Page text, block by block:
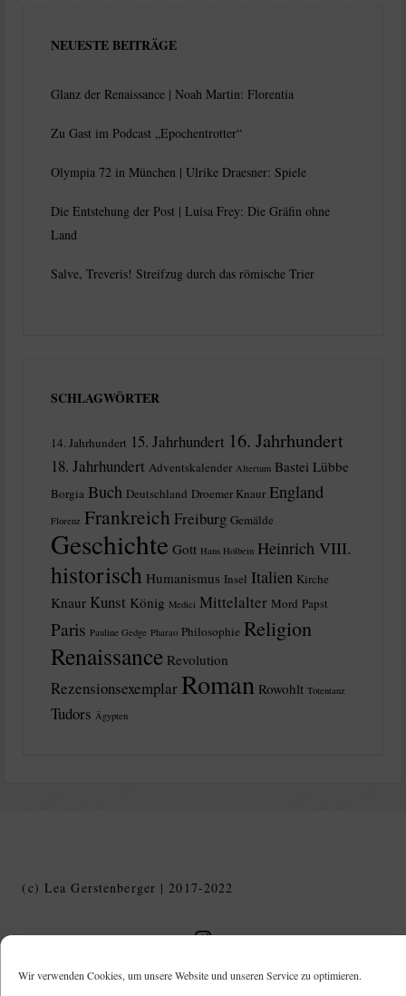
Wir verwenden Cookies, um unsere Website und unseren Service zu optimieren.
NEUESTE BEITRÄGE
Glanz der Renaissance | Noah Martin: Florentia
Zu Gast im Podcast „Epochentrotter“
Olympia 72 in München | Ulrike Draesner: Spiele
Die Entstehung der Post | Luisa Frey: Die Gräfin ohne
Land
Salve, Treveris! Streifzug durch das römische Trier
SCHLAGWÖRTER
14. Jahrhundert 15. Jahrhundert 16. Jahrhundert
18. Jahrhundert Adventskalender Altertum Bastei Lübbe
Borgia Buch Deutschland Droemer Knaur England
Florenz Frankreich Freiburg Gemälde
Geschichte Gott Hans Holbein Heinrich VIII.
historisch Humanismus Insel Italien Kirche
Knaur Kunst König Medici Mittelalter Mord Papst
Paris Pauline Gedge Pharao Philosophie Religion
Renaissance Revolution
Rezensionsexemplar Roman Rowohlt Totentanz
Tudors Ägypten
(c) Lea Gerstenberger | 2017-2022
Geschichte in Geschichten auf Instagram